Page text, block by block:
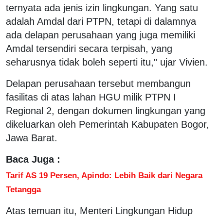
ternyata ada jenis izin lingkungan. Yang satu
adalah Amdal dari PTPN, tetapi di dalamnya
ada delapan perusahaan yang juga memiliki
Amdal tersendiri secara terpisah, yang
seharusnya tidak boleh seperti itu," ujar Vivien.
Delapan perusahaan tersebut membangun
fasilitas di atas lahan HGU milik PTPN I
Regional 2, dengan dokumen lingkungan yang
dikeluarkan oleh Pemerintah Kabupaten Bogor,
Jawa Barat.
Baca Juga :
Tarif AS 19 Persen, Apindo: Lebih Baik dari Negara
Tetangga
Atas temuan itu, Menteri Lingkungan Hidup